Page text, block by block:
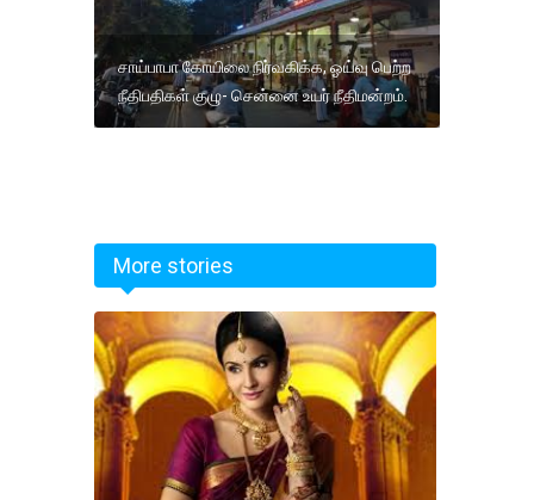
சாய்பாபா கோயிலை நிர்வகிக்க, ஓய்வு பெற்ற
நீதிபதிகள் குழு- சென்னை உயர் நீதிமன்றம்.
More stories